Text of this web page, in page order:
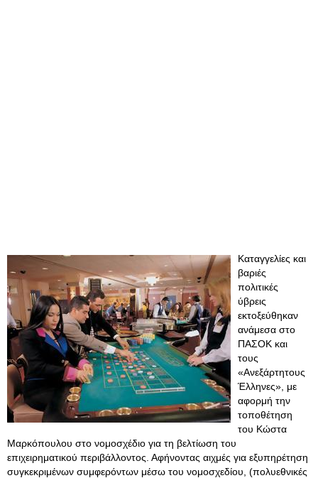
Καταγγελίες και
βαριές
πολιτικές
ύβρεις
εκτοξεύθηκαν
ανάμεσα στο
ΠΑΣΟΚ και
τους
«Ανεξάρτητους
Έλληνες», με
αφορμή την
τοποθέτηση
του Κώστα
Μαρκόπουλου στο νομοσχέδιο για τη βελτίωση του
επιχειρηματικού περιβάλλοντος. Αφήνοντας αιχμές για εξυπηρέτηση
συγκεκριμένων συμφερόντων μέσω του νομοσχεδίου, (πολυεθνικές